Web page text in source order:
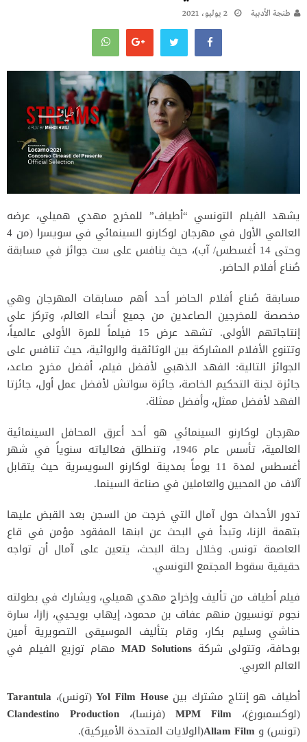
طنجة الأدبية 2 يوليو، 2021
يشهد الفيلم التونسي “أطياف” للمخرج مهدي هميلي، عرضه
العالمي الأول في مهرجان لوكارنو السينمائي في سويسرا (من 4
وحتى 14 أغسطس/ آب)، حيث ينافس على ست جوائز في مسابقة
صُناع أفلام الحاضر.
مسابقة صُناع أفلام الحاضر أحد أهم مسابقات المهرجان وهي
مخصصة للمخرجين الصاعدين من جميع أنحاء العالم، وتركز على
إنتاجاتهم الأولى. تشهد عرض 15 فيلماً للمرة الأولى عالمياً،
وتتنوع الأفلام المشاركة بين الوثائقية والروائية، حيث تنافس على
الجوائز التالية: الفهد الذهبي لأفضل فيلم، أفضل مخرج صاعد،
جائزة لجنة التحكيم الخاصة، جائزة سواتش لأفضل عمل أول، جائزتا
الفهد لأفضل ممثل، وأفضل ممثلة.
مهرجان لوكارنو السينمائي هو أحد أعرق المحافل السينمائية
العالمية، تأسس عام 1946، وتنطلق فعالياته سنوياً في شهر
أغسطس لمدة 11 يوماً بمدينة لوكارنو السويسرية حيث يتقابل
آلاف من المحبين والعاملين في صناعة السينما.
تدور الأحداث حول آمال التي خرجت من السجن بعد القبض عليها
بتهمة الزنا، وتبدأ في البحث عن ابنها المفقود مؤمن في قاع
العاصمة تونس. وخلال رحلة البحث، يتعين على آمال أن تواجه
حقيقية سقوط المجتمع التونسي.
فيلم أطياف من تأليف وإخراج مهدي هميلي، ويشارك في بطولته
نجوم تونسيون منهم عفاف بن محمود، إيهاب بويحيي، زازا، سارة
حناشي وسليم بكار، وقام بتأليف الموسيقى التصويرية أمين
بوحافة، وتتولى شركة MAD Solutions مهام توزيع الفيلم في
العالم العربي.
أطياف هو إنتاج مشترك بينYol Film House(تونس)، Tarantula
(لوكسمبورغ)، MPM Film (فرنسا)، Clandestino Production
(تونس) و Allam Film(الولايات المتحدة الأميركية).